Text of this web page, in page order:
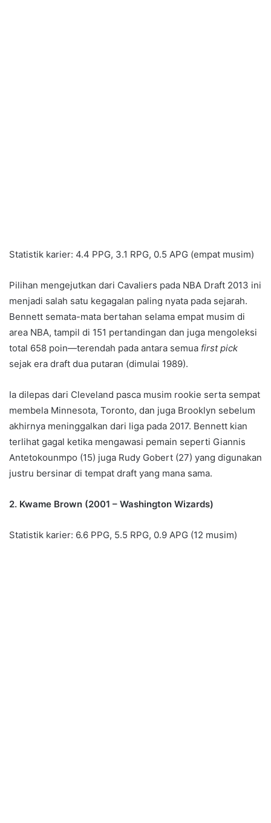
Statistik karier: 4.4 PPG, 3.1 RPG, 0.5 APG (empat musim)
Pilihan mengejutkan dari Cavaliers pada NBA Draft 2013 ini
menjadi salah satu kegagalan paling nyata pada sejarah.
Bennett semata-mata bertahan selama empat musim di
area NBA, tampil di 151 pertandingan dan juga mengoleksi
total 658 poin—terendah pada antara semua first pick
sejak era draft dua putaran (dimulai 1989).
Ia dilepas dari Cleveland pasca musim rookie serta sempat
membela Minnesota, Toronto, dan juga Brooklyn sebelum
akhirnya meninggalkan dari liga pada 2017. Bennett kian
terlihat gagal ketika mengawasi pemain seperti Giannis
Antetokounmpo (15) juga Rudy Gobert (27) yang digunakan
justru bersinar di tempat draft yang mana sama.
2. Kwame Brown (2001 – Washington Wizards)
Statistik karier: 6.6 PPG, 5.5 RPG, 0.9 APG (12 musim)